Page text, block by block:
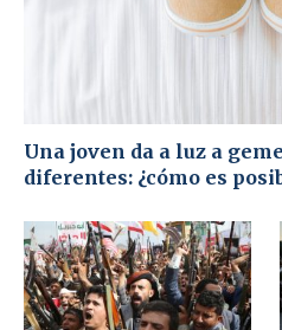
Una joven da a luz a
diferentes: ¿cómo es